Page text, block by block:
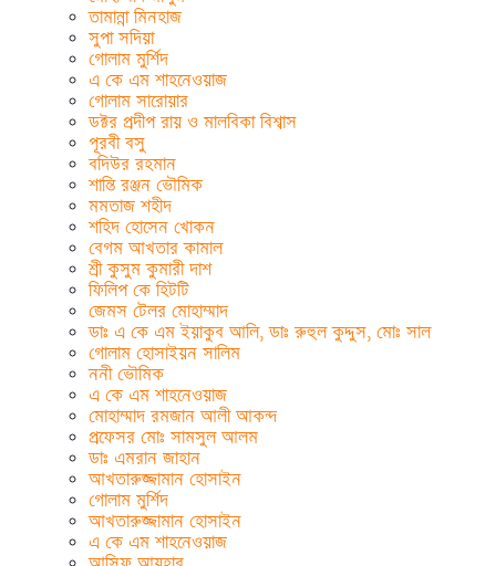
তামান্না মিনহাজ
সুপা সদিয়া
গোলাম মুর্শিদ
এ কে এম শাহনেওয়াজ
গোলাম সারোয়ার
ডক্টর প্রদীপ রায় ও মালবিকা বিশ্বাস
পূরবী বসু
বদিউর রহমান
শান্তি রঞ্জন ভৌমিক
মমতাজ শহীদ
শহিদ হোসেন খোকন
বেগম আখতার কামাল
শ্রী কুসুম কুমারী দাশ
ফিলিপ কে হিটটি
জেমস টেলর মোহাম্মাদ
ডাঃ এ কে এম ইয়াকুব আলি, ডাঃ রুহুল কুদ্দুস, মোঃ সাল
গোলাম হোসাইয়ন সালিম
ননী ভৌমিক
এ কে এম শাহনেওয়াজ
মোহাম্মাদ রমজান আলী আকন্দ
প্রফেসর মোঃ সামসুল আলম
ডাঃ এমরান জাহান
আখতারুজ্জামান হোসাইন
গোলাম মুর্শিদ
আখতারুজ্জামান হোসাইন
এ কে এম শাহনেওয়াজ